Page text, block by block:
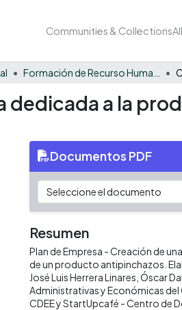
Communities & Collections
dedicada a la
Documentos PDF
Resumen
Plan de Empresa - Creación de
de un producto antipinchazos.
José Luis Herrera Linares, Óscar
Administrativas y Económicas
CDEE y StartUpcafé - Centro de